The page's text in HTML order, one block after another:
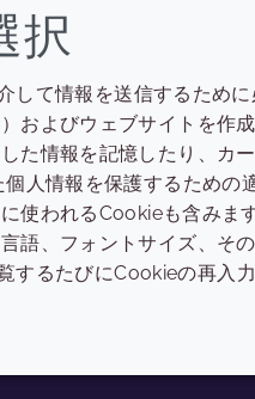
会社
Annual Report
Sustainability Report
Croda.com
択
して情報を送信するため
およびウェブサイトを作
た情報を記憶したり、カ
人情報を保護するための
使われるCookieも含みま
語、フォントサイズ、そ
るたびにCookieの再入